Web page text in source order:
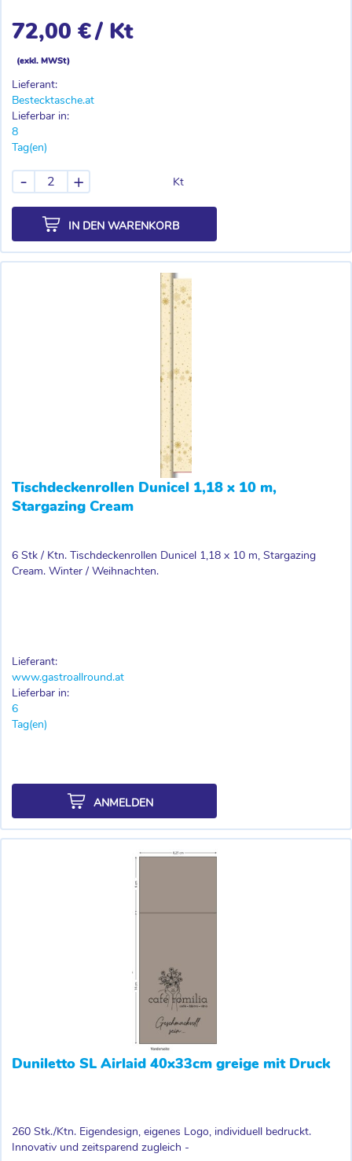
72,00 €/ Kt
(exkl. MWSt)
Lieferant:
Bestecktasche.at
Lieferbar in:
8
Tag(en)
Kt
- +
IN DEN WARENKORB
Tischdeckenrollen Dunicel 1,18 x 10 m,
Stargazing Cream
6 Stk / Ktn. Tischdeckenrollen Dunicel 1,18 x 10 m, Stargazing
Cream. Winter / Weihnachten.
Lieferant:
www.gastroallround.at
Lieferbar in:
6
Tag(en)
ANMELDEN
Duniletto SL Airlaid 40x33cm greige mit Druck
260 Stk./Ktn. Eigendesign, eigenes Logo, individuell bedruckt.
Innovativ und zeitsparend zugleich -